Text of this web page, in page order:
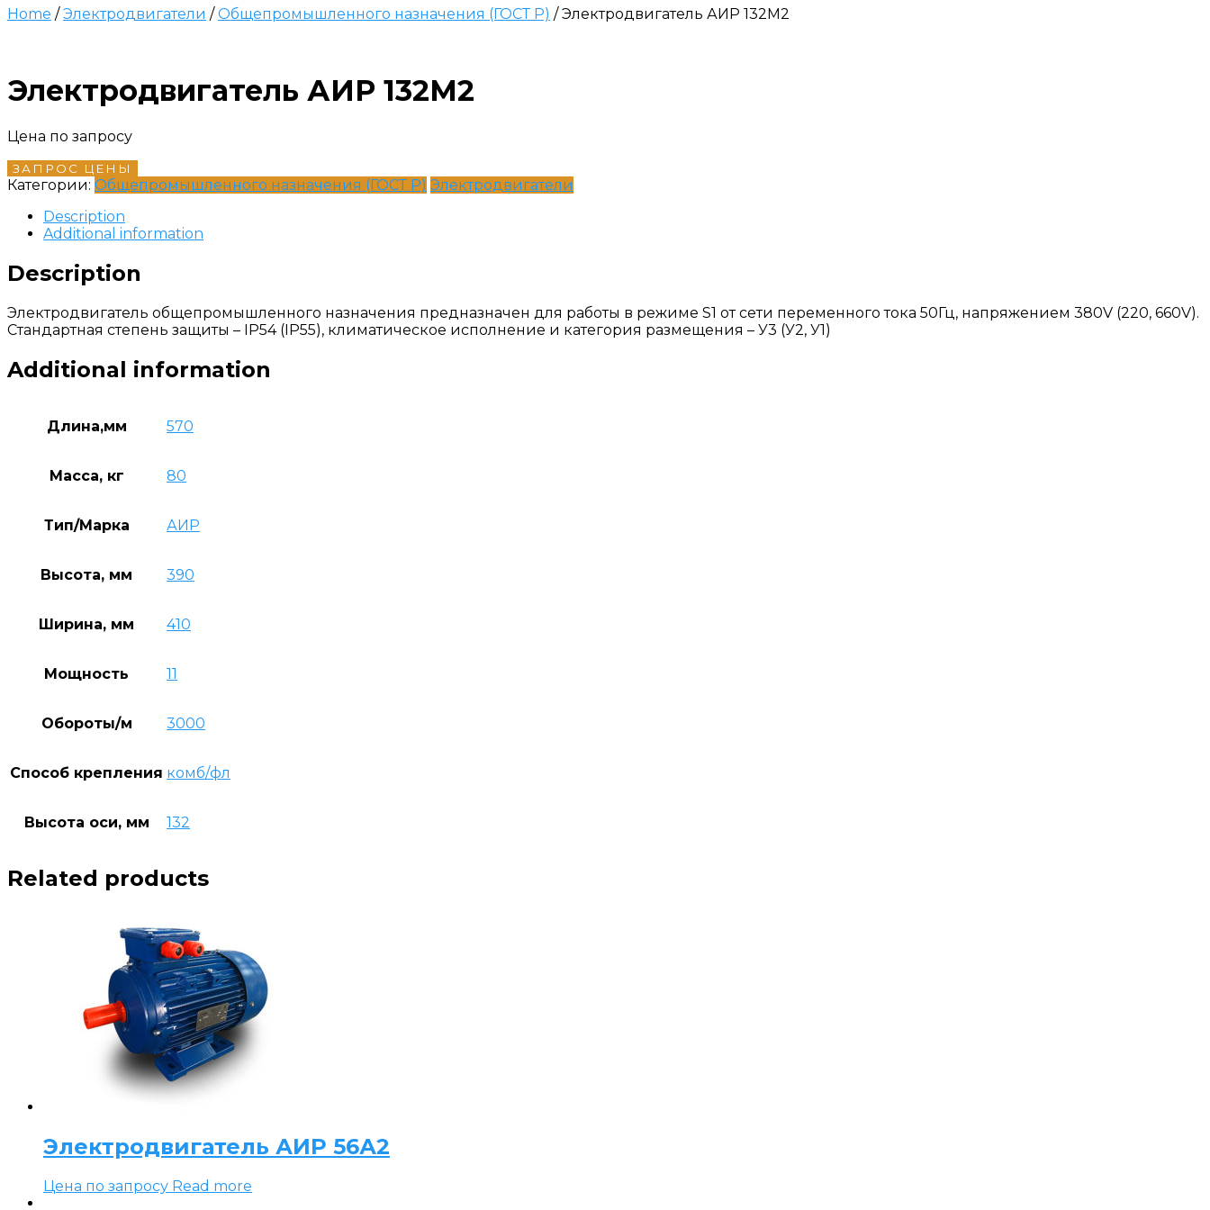
Home /Электродвигатели /Общепромышленного назначения (ГОСТ Р) / Электродвигатель АИР 132М2
Электродвигатель АИР 132М2
Цена по запросу
ЗАПРОС ЦЕНЫ
Категории: Общепромышленного назначения (ГОСТ Р) Электродвигатели
Description
Additional information
Description
Электродвигатель общепромышленного назначения предназначен для работы в режиме S1 от сети переменного тока 50Гц, напряжением 380V (220, 660V).
Стандартная степень защиты – IP54 (IP55), климатическое исполнение и категория размещения – У3 (У2, У1)
Additional information
Длина,мм 570
Масса, кг 80
Тип/Марка АИР
Высота, мм 390
Ширина, мм 410
Мощность 11
Обороты/м 3000
Способ крепления комб/фл
Высота оси, мм 132
Related products
Электродвигатель АИР 56А2
Цена по запросу Read more